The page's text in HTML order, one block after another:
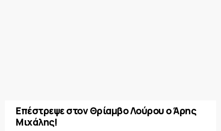
Επέστρεψε στον Θρίαμβο Λούρου ο Άρης
Μιχάλης!